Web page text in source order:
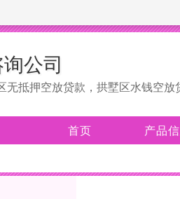
公司
无抵押空放贷款，拱墅区水钱空放
首页 产品